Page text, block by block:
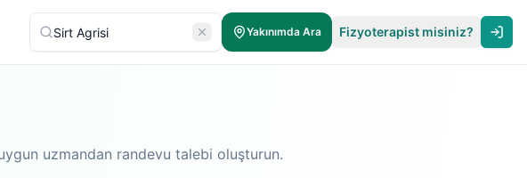
Yakınımda Ara Fizyoterapist misiniz?
uzmandan randevu talebi oluşturun.